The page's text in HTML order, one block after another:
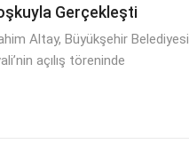
Gerçekleşti
Altay, Büyükşehir Belediyesi
açılış töreninde